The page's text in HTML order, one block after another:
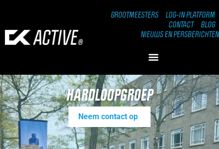
GROOTMEESTERS
LOG-IN PLATFORM
CONTACT
BLOG
NIEUWS EN PERSBERICHTEN
HARDLOOPGROEP
Neem contact op